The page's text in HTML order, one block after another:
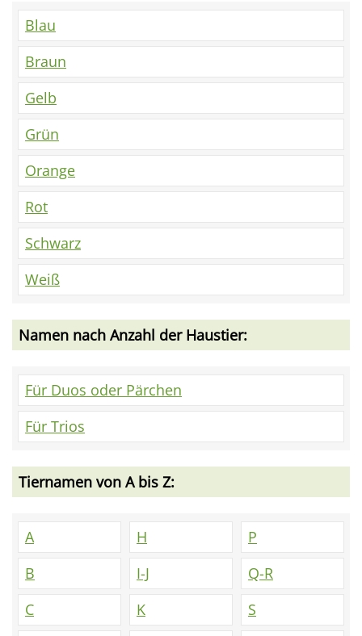
Blau
Braun
Gelb
Grün
Orange
Rot
Schwarz
Weiß
Namen nach Anzahl der Haustier:
Für Duos oder Pärchen
Für Trios
Tiernamen von A bis Z:
A
B
C
H
I-J
K
P
Q-R
S